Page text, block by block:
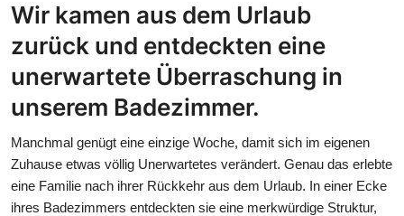
Wir kamen aus dem Urlaub
zurück und entdeckten eine
unerwartete Überraschung in
unserem Badezimmer.
Manchmal genügt eine einzige Woche, damit sich im eigenen
Zuhause etwas völlig Unerwartetes verändert. Genau das erlebte
eine Familie nach ihrer Rückkehr aus dem Urlaub. In einer Ecke
ihres Badezimmers entdeckten sie eine merkwürdige Struktur,